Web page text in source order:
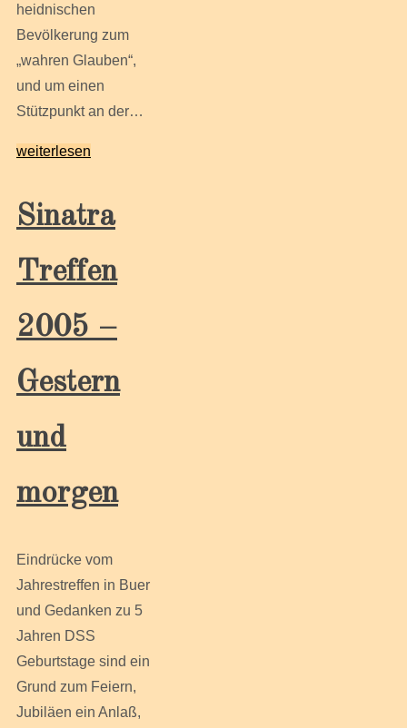
heidnischen
Bevölkerung zum
„wahren Glauben“,
und um einen
Stützpunkt an der…
weiterlesen
Sinatra
Treffen
2005 –
Gestern
und
morgen
Eindrücke vom
Jahrestreffen in Buer
und Gedanken zu 5
Jahren DSS
Geburtstage sind ein
Grund zum Feiern,
Jubiläen ein Anlaß,